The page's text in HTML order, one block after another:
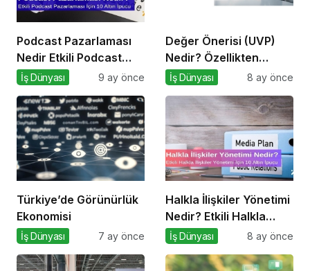
Podcast Pazarlaması
Nedir Etkili Podcast
Pazarlaması için 10
İş Dünyası 9 ay önce
Değer Önerisi (UVP)
Nedir? Özellikten
Faydaya Geçiş
İş Dünyası 8 ay önce
Türkiye’de Görünürlük
Ekonomisi
İş Dünyası 7 ay önce
Halkla İlişkiler Yönetimi
Nedir? Etkili Halkla
İlişkiler Yönetimi İçin 10
İş Dünyası 8 ay önce